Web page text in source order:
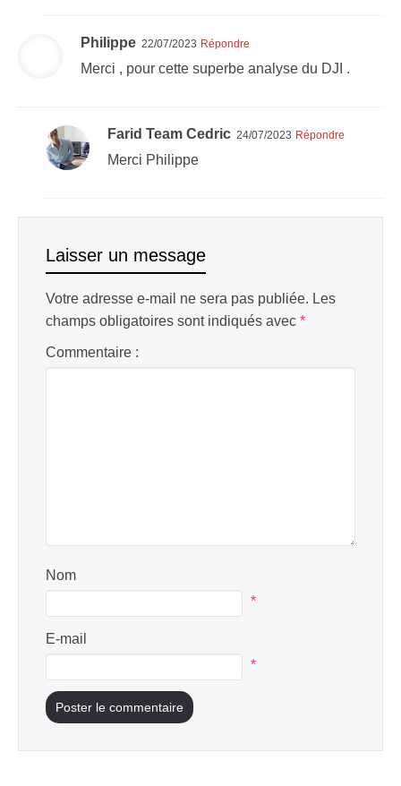
Philippe 22/07/2023 Répondre
Merci , pour cette superbe analyse du DJI .
Farid Team Cedric 24/07/2023 Répondre
Merci Philippe
Laisser un message
Votre adresse e-mail ne sera pas publiée. Les
champs obligatoires sont indiqués avec *
Commentaire :
Nom
*
E-mail
*